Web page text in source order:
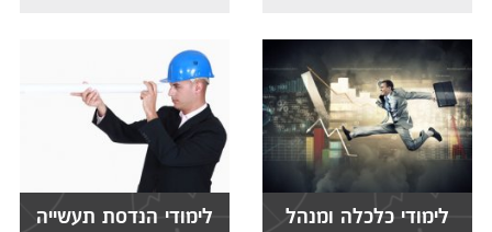
לימודי כלכלה ומנהל
לימודי הנדסת תעשייה